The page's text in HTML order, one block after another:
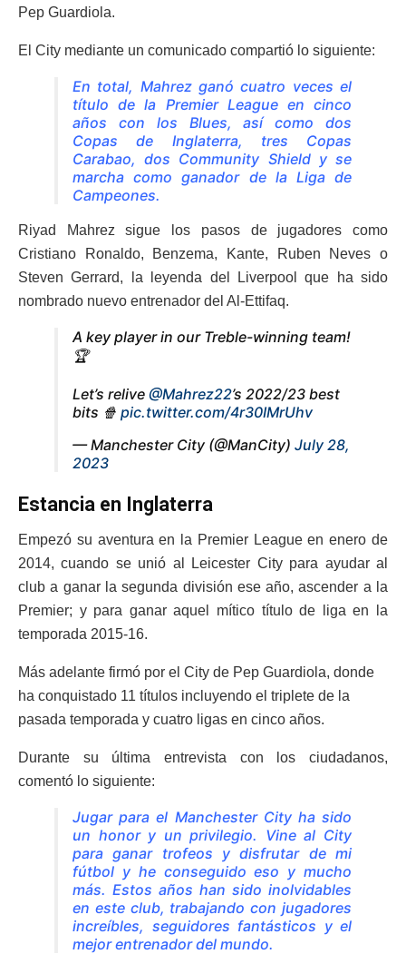
Pep Guardiola.
El City mediante un comunicado compartió lo siguiente:
En total, Mahrez ganó cuatro veces el
título de la Premier League en cinco
años con los Blues, así como dos
Copas de Inglaterra, tres Copas
Carabao, dos Community Shield y se
marcha como ganador de la Liga de
Campeones.
Riyad Mahrez sigue los pasos de jugadores como
Cristiano Ronaldo, Benzema, Kante, Ruben Neves o
Steven Gerrard, la leyenda del Liverpool que ha sido
nombrado nuevo entrenador del Al-Ettifaq.
A key player in our Treble-winning team!
🏆
Let’s relive @Mahrez22’s 2022/23 best
bits 🍿 pic.twitter.com/4r30IMrUhv
— Manchester City (@ManCity) July 28,
2023
Estancia en Inglaterra
Empezó su aventura en la Premier League en enero de
2014, cuando se unió al Leicester City para ayudar al
club a ganar la segunda división ese año, ascender a la
Premier; y para ganar aquel mítico título de liga en la
temporada 2015-16.
Más adelante firmó por el City de Pep Guardiola, donde
ha conquistado 11 títulos incluyendo el triplete de la
pasada temporada y cuatro ligas en cinco años.
Durante su última entrevista con los ciudadanos,
comentó lo siguiente:
Jugar para el Manchester City ha sido
un honor y un privilegio. Vine al City
para ganar trofeos y disfrutar de mi
fútbol y he conseguido eso y mucho
más. Estos años han sido inolvidables
en este club, trabajando con jugadores
increíbles, seguidores fantásticos y el
mejor entrenador del mundo.